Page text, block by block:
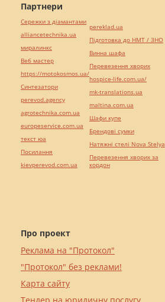
Про проект
Реклама на "Протокол"
"Протокол" без реклами!
Карта сайту
Партнери
Сережки з діамантами
alliancetechnika.ua
миралинкс
Веб мастер
https://motokosmos.ua/
Синтезатори
perevod.agency
agrotechnika.com.ua
europeservice.com.ua
текст юа
Посилання
kievperevod.com.ua
pereklad.ua
Підготовка до НМТ / ЗНО
Винна шафа
Перевезення хворих
hospice-life.com.ua/
mk-translations.ua
maltina.com.ua
Шафи купе
Брендові сумки
Натяжні стелі Nova Stelya
Перевезення хворих за
кордон